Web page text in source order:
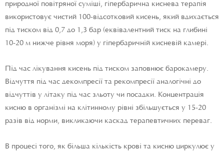
природної повітряної суміші, гіпербарична киснева терапія
використовує чистий 100-відсотковий кисень, який вдихається
під тиском від 0,7 до 1,3 бар (еквівалентний тиск на глибині
10-20 м нижче рівня моря) у гіпербаричній кисневій камері.
Під час лікування кисень під тиском заповнює барокамеру.
Відчуття під час декомпресії та рекомпресії аналогічні до
відчуттів у літаку під час зльоту чи посадки. Концентрація
кисню в організмі на клітинному рівні збільшується у 15-20
разів від норми, викликаючи каскад терапевтичних переваг.
В процесі того, як більша кількість крові та кисню циркулює у